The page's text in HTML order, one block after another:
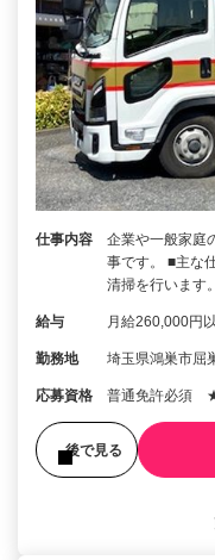
仕事内容
企業や一般家庭
事です。 ■主な
清掃を行います
給与 月給260,000円
勤務地 埼玉県鴻巣市屈
応募資格 普通免許必須 ★
後で見る